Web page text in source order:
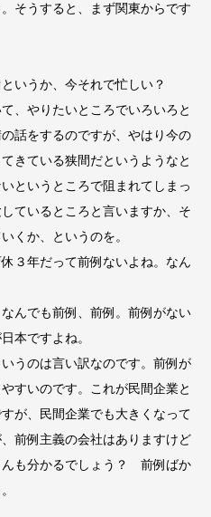
そうすると、まず関東からです
いうか、今それで忙しい？
、やりたいところでいろいろと
話をするのですが、やはり今の
きている狭間だというようなと
というところで阻まれてしまっ
ているところと言いますか、そ
くか、というのを。
３年だって前例ないよね。なん
んでも前例、前例。前例がない
本ですよね。
うのは言い訳なのです。前例が
すいのです。これが民間企業と
が、民間企業でも大きくなって
前例主義の会社はありますけど
んも分かるでしょう？ 前例ばか